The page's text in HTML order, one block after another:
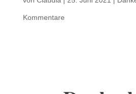
Kommentare